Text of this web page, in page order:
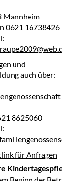
Mannheim
0621 16738426
und
auch über:
8625060
für Anfragen